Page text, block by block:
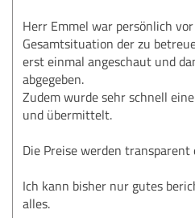
Herr Emmel war persönlich
Gesamtsituation der zu
erst einmal angeschaut und
abgegeben.
Zudem wurde sehr schnell
und übermittelt.
Die Preise werden transparent
Ich kann bisher nur gutes
alles.